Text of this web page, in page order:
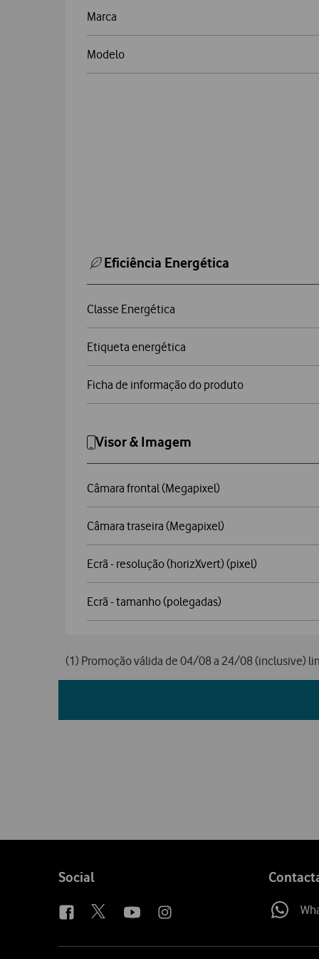
Marca
Modelo
Eficiência Energética
Classe Energética
Etiqueta energética
Ficha de informação do produto
Visor & Imagem
Câmara frontal (Megapixel)
Câmara traseira (Megapixel)
Ecrã - resolução (horizXvert) (pixel)
Ecrã - tamanho (polegadas)
(1) Promoção válida de 04/08 a 24/08 (inclusive)
Follow
Social